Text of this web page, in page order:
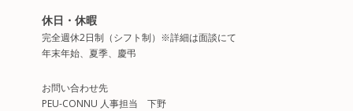
休日・休暇
完全週休2日制（シフト制）※詳細は面談にて
年末年始、夏季、慶弔
お問い合わせ先
PEU-CONNU 人事担当 下野